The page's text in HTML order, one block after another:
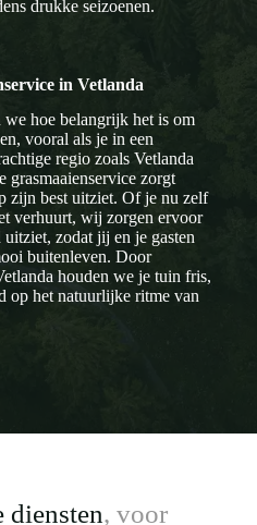
drukke seizoenen.
in Vetlanda
hoe belangrijk het is om
vooral als je in een
regio zoals Vetlanda
grasmaaienservice zorgt
zijn best uitziet. Of je nu zelf
verhuurt, wij zorgen ervoor
zodat jij en je gasten
buitenleven. Door
houden we je tuin fris,
op het natuurlijke ritme van
diensten, voor